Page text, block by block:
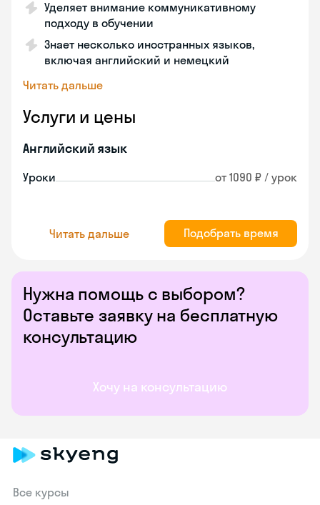
Нужна помощь с выбором?
Оставьте заявку на бесплатную
консультацию
Хочу на консультацию
Уделяет внимание коммуникативному
подходу в обучении
Знает несколько иностранных языков,
включая английский и немецкий
Читать дальше
Услуги и цены
Английский язык
Уроки от 1090 ₽ / урок
Читать дальше Подобрать время
Все курсы